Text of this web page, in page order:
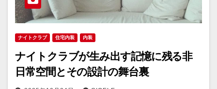
ナイトクラブ 住宅内装 内装
ナイトクラブが生み出す記憶に残る非
日常空間とその設計の舞台裏